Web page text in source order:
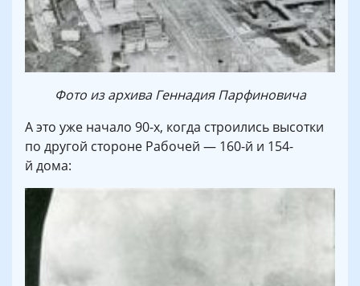
Фото из архива Геннадия Парфиновича
А это уже начало 90-х, когда строились высотки
по другой стороне Рабочей — 160-й и 154-
й дома: